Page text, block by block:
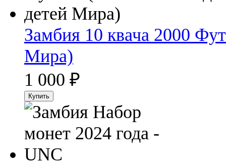
Замбия 10 квача 2000
Мира)
1 000 ₽